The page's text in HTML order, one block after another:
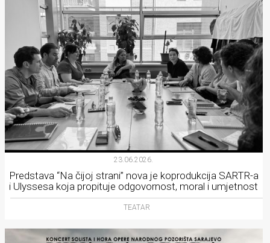
23.06.2026.
Predstava “Na čijoj strani” nova je koprodukcija SARTR-a
i Ulyssesa koja propituje odgovornost, moral i umjetnost
TEATAR